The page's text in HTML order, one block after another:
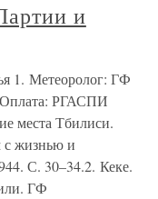
и
1. Метеоролог: ГФ
РГАСПИ
места Тбилиси.
с жизнью и
С. 30–34.2. Кеке.
ГФ